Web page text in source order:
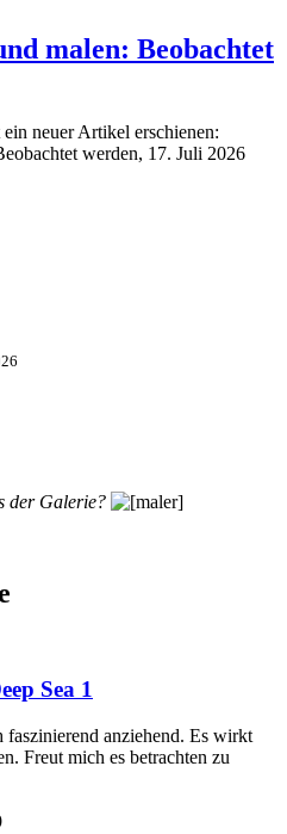
malen: Beobachtet
neuer Artikel erschienen:
werden, 17. Juli 2026
der Galerie?
Sea 1
anziehend. Es wirkt
Freut mich es betrachten zu